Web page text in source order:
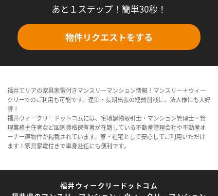
あと１ステップ！簡単30秒！
物件リクエストをする
福井エリアの家具家電付きマンスリーマンション情報！マンスリー＋ウィー
クリーでのご利用も可能です。連泊・長期出張の経費削減に、法人様にも大好
評！
福井ウィークリードットコムには、宅地建物取引士・マンション管理士・管
理業務主任者など国家資格保有者が在籍している不動産管理会社や不動産オ
ーナー直物件が掲載されています。寮・社宅として安心してご利用いただけ
ます！家具家電付きで単身赴任にも便利です。
福井ウィークリードットコム